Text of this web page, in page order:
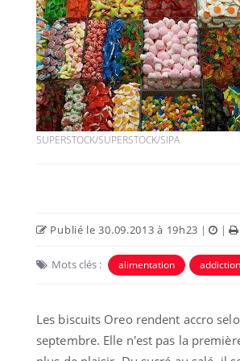
SUPERSTOCK/SUPERSTOCK/SIPA
Publié le 30.09.2013 à 19h23 | |
Mots clés : alimentation addiction
Les biscuits Oreo rendent accro
septembre. Elle n'est pas la
Chikungunya, dengue,
West Nile : que se passe-
t-il dans le sud de la
France ?
Cytomégalovirus : ce qui
charge des femmes
enceintes